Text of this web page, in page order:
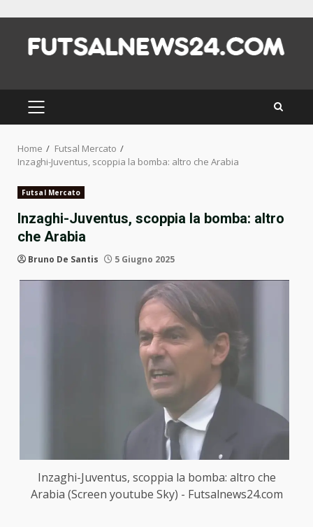
content
PRIMARY
MENU
Home
Futsal Mercato
Inzaghi-Juventus, scoppia la bomba: altro che Arabia
Futsal Mercato
Inzaghi-Juventus, scoppia la bomba: altro
che Arabia
Bruno De Santis 5 Giugno 2025
Inzaghi-Juventus, scoppia la bomba: altro che
Arabia (Screen youtube Sky) - Futsalnews24.com